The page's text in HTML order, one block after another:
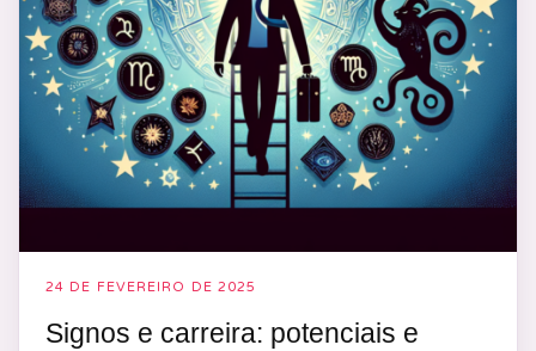
24 DE FEVEREIRO DE 2025
Signos e carreira: potenciais e